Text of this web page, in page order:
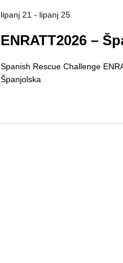
lipanj 21 - lipanj 25
ENRATT2026 –
Spanish Rescue Challenge
Španjolska